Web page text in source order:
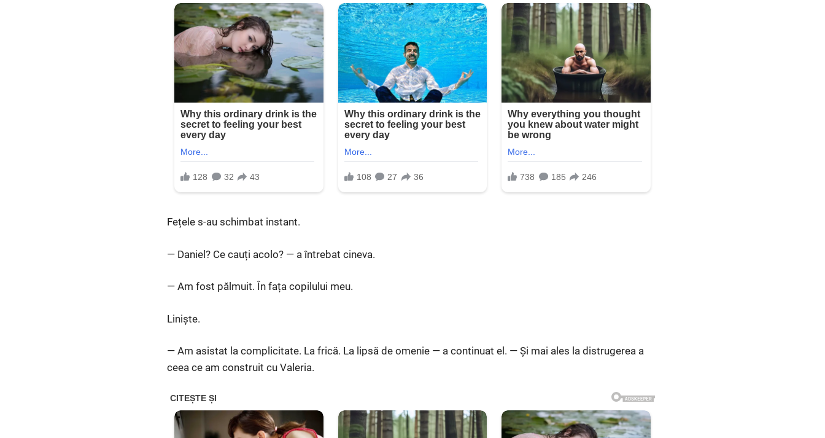
Fețele s-au schimbat instant.
— Daniel? Ce cauți acolo? — a întrebat cineva.
— Am fost pălmuit. În fața copilului meu.
Liniște.
— Am asistat la complicitate. La frică. La lipsă de omenie — a continuat el. — Și mai ales la distrugerea a
ceea ce am construit cu Valeria.